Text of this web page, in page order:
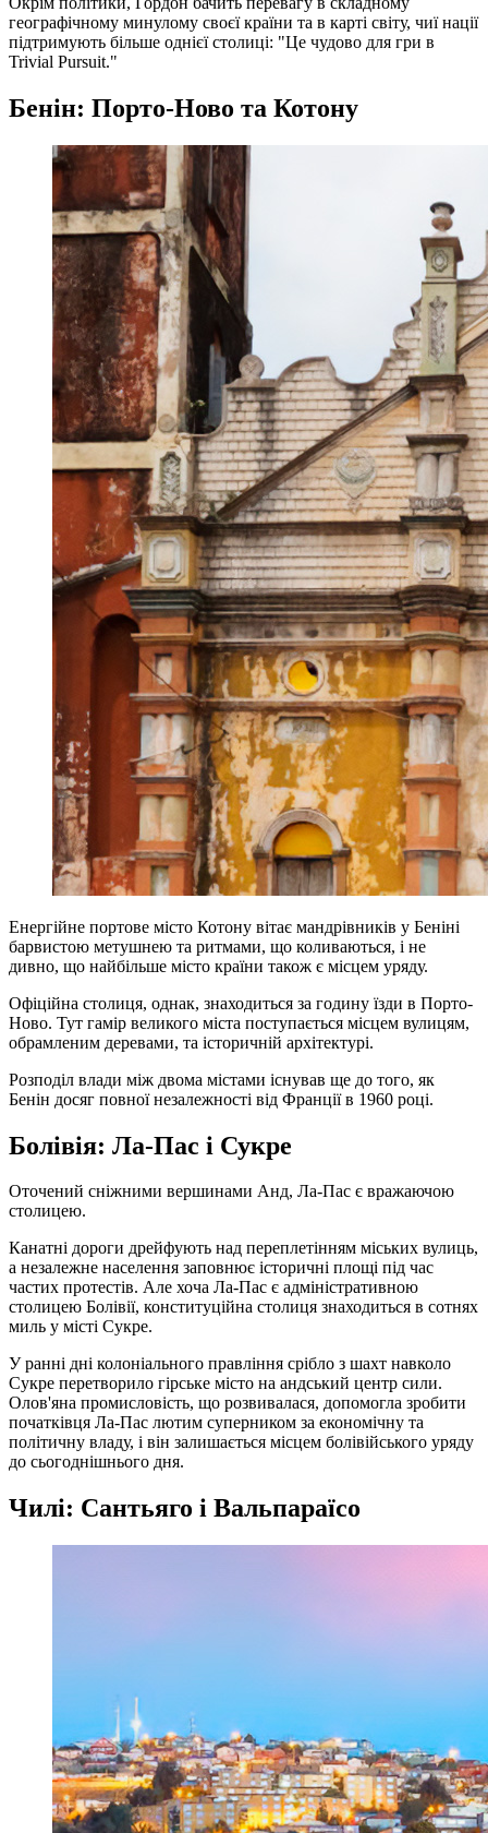
географічному минулому своєї країни та в карті світу, чиї нації
підтримують більше однієї столиці: "Це чудово для гри в
Trivial Pursuit."
Бенін: Порто-Ново та Котону
Енергійне портове місто Котону вітає мандрівників у Беніні
барвистою метушнею та ритмами, що коливаються, і не
дивно, що найбільше місто країни також є місцем уряду.
Офіційна столиця, однак, знаходиться за годину їзди в Порто-
Ново. Тут гамір великого міста поступається місцем вулицям,
обрамленим деревами, та історичній архітектурі.
Розподіл влади між двома містами існував ще до того, як
Бенін досяг повної незалежності від Франції в 1960 році.
Болівія: Ла-Пас і Сукре
Оточений сніжними вершинами Анд, Ла-Пас є вражаючою
столицею.
Канатні дороги дрейфують над переплетінням міських вулиць,
а незалежне населення заповнює історичні площі під час
частих протестів. Але хоча Ла-Пас є адміністративною
столицею Болівії, конституційна столиця знаходиться в сотнях
миль у місті Сукре.
У ранні дні колоніального правління срібло з шахт навколо
Сукре перетворило гірське місто на андський центр сили.
Олов'яна промисловість, що розвивалася, допомогла зробити
початківця Ла-Пас лютим суперником за економічну та
політичну владу, і він залишається місцем болівійського уряду
до сьогоднішнього дня.
Чилі: Сантьяго і Вальпараїсо